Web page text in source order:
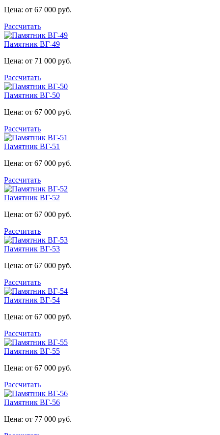
Цена: от 67 000 руб.
Рассчитать
Памятник ВГ-49
Цена: от 71 000 руб.
Рассчитать
Памятник ВГ-50
Цена: от 67 000 руб.
Рассчитать
Памятник ВГ-51
Цена: от 67 000 руб.
Рассчитать
Памятник ВГ-52
Цена: от 67 000 руб.
Рассчитать
Памятник ВГ-53
Цена: от 67 000 руб.
Рассчитать
Памятник ВГ-54
Цена: от 67 000 руб.
Рассчитать
Памятник ВГ-55
Цена: от 67 000 руб.
Рассчитать
Памятник ВГ-56
Цена: от 77 000 руб.